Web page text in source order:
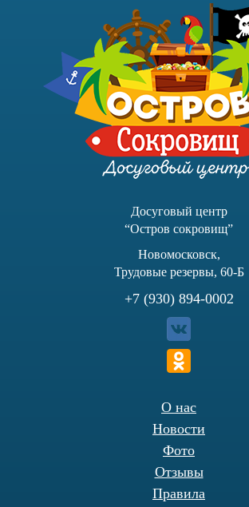
Досуговый центр
“Остров сокровищ”
Новомосковск,
Трудовые резервы, 60-Б
+7 (930) 894-0002
О нас
Новости
Фото
Отзывы
Правила